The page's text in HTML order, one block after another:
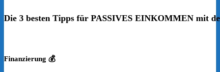
Die 3 besten Tipps für PASSIVES EINKOMMEN mit
Finanzierung 💰